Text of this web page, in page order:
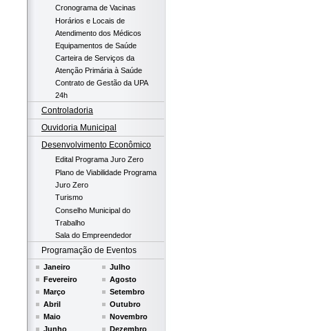
Cronograma de Vacinas
Horários e Locais de
Atendimento dos Médicos
Equipamentos de Saúde
Carteira de Serviços da
Atenção Primária à Saúde
Contrato de Gestão da UPA
24h
Controladoria
Ouvidoria Municipal
Desenvolvimento Econômico
Edital Programa Juro Zero
Plano de Viabilidade Programa
Juro Zero
Turismo
Conselho Municipal do
Trabalho
Sala do Empreendedor
Programação de Eventos
Janeiro
Fevereiro
Março
Abril
Maio
Junho
Julho
Agosto
Setembro
Outubro
Novembro
Dezembro